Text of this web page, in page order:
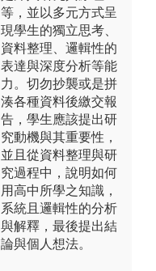
等，並以多元方式呈
現學生的獨立思考、
資料整理、邏輯性的
表達與深度分析等能
力。切勿抄襲或是拼
湊各種資料後繳交報
告，學生應該提出研
究動機與其重要性，
並且從資料整理與研
究過程中，說明如何
用高中所學之知識，
系統且邏輯性的分析
與解釋，最後提出結
論與個人想法。